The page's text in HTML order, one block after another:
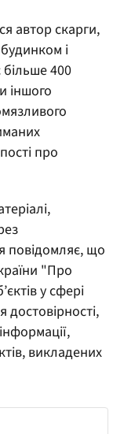
автор скарги,
і
400
іншого
про
повідомляє, що
"Про
у сфері
викладених